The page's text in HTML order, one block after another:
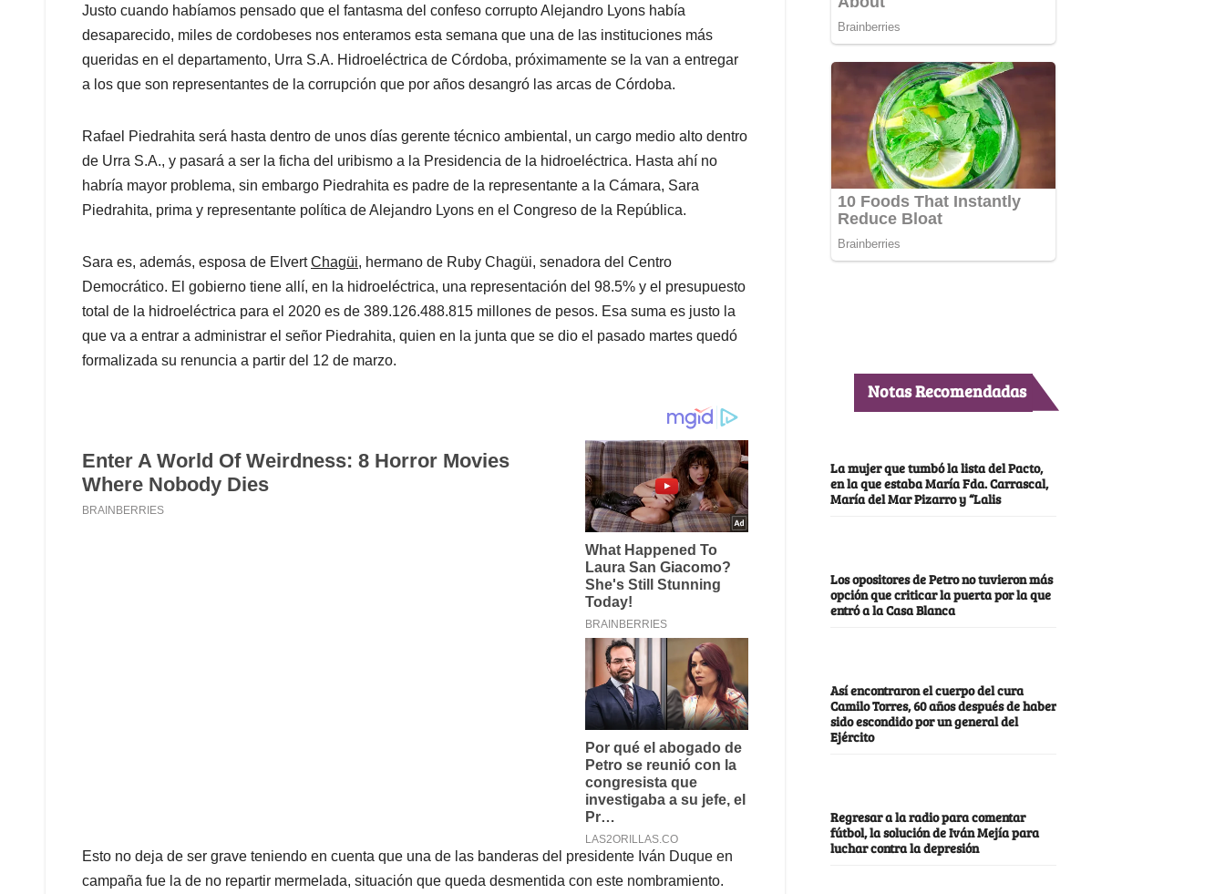
A
p
p
o
o
k
d
I
n
d
s
Justo cuando habíamos pensado que el fantasma del confeso corrupto Alejandro Lyons había
desaparecido, miles de cordobeses nos enteramos esta semana que una de las instituciones más
queridas en el departamento, Urra S.A. Hidroeléctrica de Córdoba, próximamente se la van a entregar
a los que son representantes de la corrupción que por años desangró las arcas de Córdoba.
Rafael Piedrahita será hasta dentro de unos días gerente técnico ambiental, un cargo medio alto dentro
de Urra S.A., y pasará a ser la ficha del uribismo a la Presidencia de la hidroeléctrica. Hasta ahí no
habría mayor problema, sin embargo Piedrahita es padre de la representante a la Cámara, Sara
Piedrahita, prima y representante política de Alejandro Lyons en el Congreso de la República.
Sara es, además, esposa de ElvertChagüi, hermano de Ruby Chagüi, senadora del Centro
Democrático. El gobierno tiene allí, en la hidroeléctrica, una representación del 98.5% y el presupuesto
total de la hidroeléctrica para el 2020 es de 389.126.488.815 millones de pesos. Esa suma es justo la
que va a entrar a administrar el señor Piedrahita, quien en la junta que se dio el pasado martes quedó
formalizada su renuncia a partir del 12 de marzo.
Esto no deja de ser grave teniendo en cuenta que una de las banderas del presidente Iván Duque en
campaña fue la de no repartir mermelada, situación que queda desmentida con este nombramiento.
Notas Recomendadas
La mujer que tumbó la lista del Pacto,
en la que estaba María Fda. Carrascal,
María del Mar Pizarro y “Lalis
Los opositores de Petro no tuvieron más
opción que criticar la puerta por la que
entró a la Casa Blanca
Así encontraron el cuerpo del cura
Camilo Torres, 60 años después de haber
sido escondido por un general del
Ejército
Regresar a la radio para comentar
fútbol, la solución de Iván Mejía para
luchar contra la depresión